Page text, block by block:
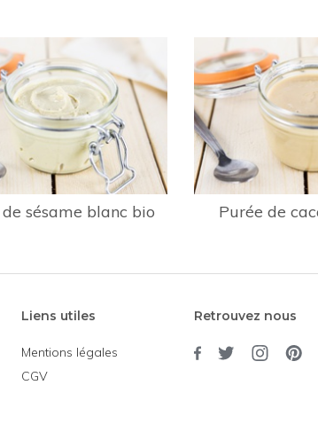
sésame blanc bio Purée de
Liens utiles
Mentions légales
CGV
Retrouvez nous